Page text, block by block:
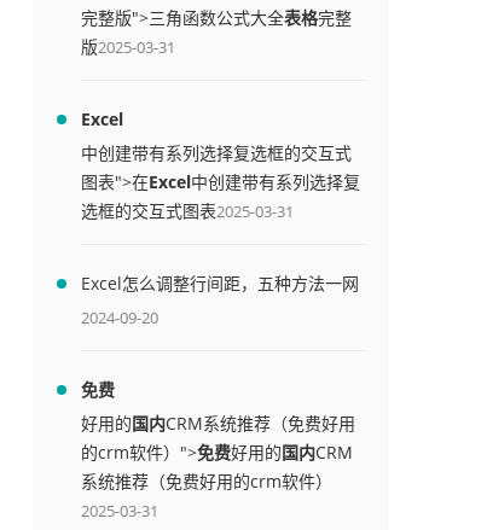
完整版">三角函数公式大全表格完整
版2025-03-31
Excel
中创建带有系列选择复选框的交互式
图表">在Excel中创建带有系列选择复
选框的交互式图表2025-03-31
Excel怎么调整行间距，五种方法一网
打尽
2024-09-20
免费
好用的国内CRM系统推荐（免费好用
的crm软件）">免费好用的国内CRM
系统推荐（免费好用的crm软件）
2025-03-31